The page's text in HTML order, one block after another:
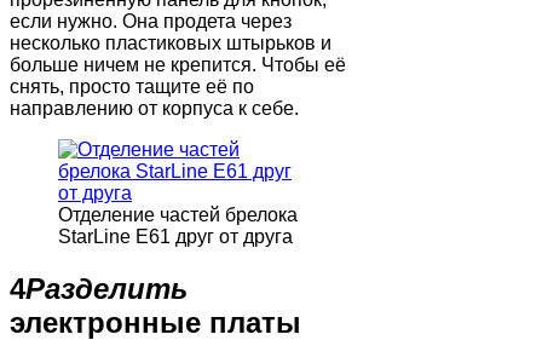
если нужно. Она продета через
несколько пластиковых штырьков и
больше ничем не крепится. Чтобы её
снять, просто тащите её по
направлению от корпуса к себе.
Отделение частей брелока
StarLine E61 друг от друга
4Разделить
электронные платы